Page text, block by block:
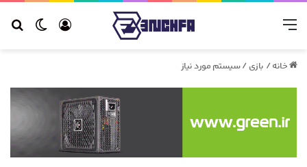
ورود منو
خانه / بازی / سیستم مورد نیاز